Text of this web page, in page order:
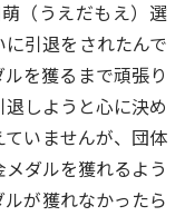
（うえだもえ）選
引退をされたんで
を獲るまで頑張り
しようと心に決め
いませんが、団体
ダルを獲れるよう
が獲れなかったら